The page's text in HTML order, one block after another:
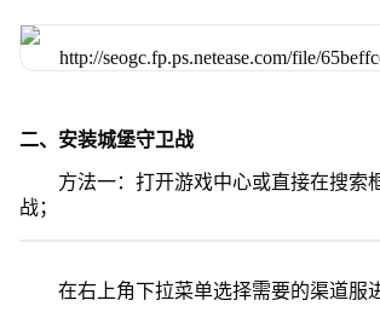
二、安装城堡守卫战
方法一：打开游戏中心或直接在搜索
战；
在右上角下拉菜单选择需要的渠道服